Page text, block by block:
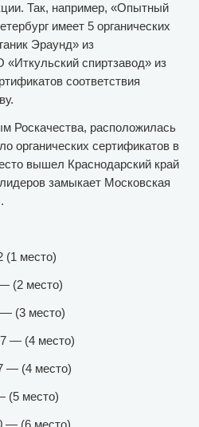
Так, например, «Опытный
имеет 5 органических
Эраунд» из
«Иткульский спиртзавод» из
соответствия
Роскачества, расположилась
органических сертификатов в
вышел Краснодарский край
замыкает Московская
(1 место)
(2 место)
(3 место)
— (4 место)
— (4 место)
(5 место)
— (6 место)